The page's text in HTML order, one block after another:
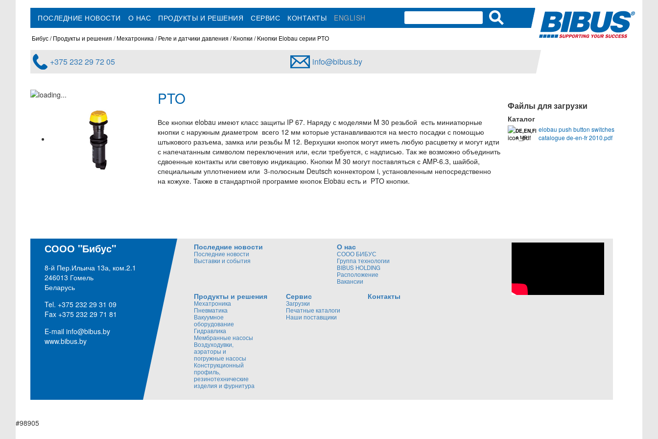
ПОСЛЕДНИЕ НОВОСТИ О НАС ПРОДУКТЫ И РЕШЕНИЯ СЕРВИС КОНТАКТЫ ENGLISH
Бибус Продукты и решения Мехатроника Реле и датчики давления Кнопки Kнопки Elobau серии PTO
+375 232 29 72 05 info@bibus.by
PTO
Все кнопки elobau имеют класс защиты IP 67. Наряду с моделями M 30 резьбой есть миниатюрные
кнопки с наружным диаметром всего 12 мм которые устанавливаются на место посадки с помощью
штыкового разъема, замка или резьбы M 12. Верхушки кнопок могут иметь любую расцветку и могут идти
с напечатанным символом переключения или, если требуется, с надписью. Так же возможно объединить
сдвоенные контакты или световую индикацию. Кнопки M 30 могут поставляться с AMP-6.3, шайбой,
специальным уплотнением или 3-полюсным Deutsch коннектором i, установленным непосредственно
на кожухе. Также в стандартной программе кнопок Elobau есть и PTO кнопки.
Файлы для загрузки
Каталог
DE,EN,FR
4 MB
elobau push button switches
catalogue de-en-fr 2010.pdf
СООО "Бибус"
8-й Пер.Ильича 13а, ком.2.1
246013 Гомель
Беларусь
Tel. +375 232 29 31 09
Fax +375 232 29 71 81
E-mail info@bibus.by
www.bibus.by
Последние новости
Последние новости
Выставки и события
О нас
СООО БИБУС
Группа технологии
BIBUS HOLDING
Расположение
Вакансии
Продукты и решения
Мехатроника
Пневматика
Вакуумное
оборудование
Гидравлика
Мембранные насосы
Воздуходувки,
аэраторы и
погружные насосы
Конструкционный
профиль,
резинотехнические
изделия и фурнитура
Сервис
Загрузки
Печатные каталоги
Наши поставщики
Контакты
#98905